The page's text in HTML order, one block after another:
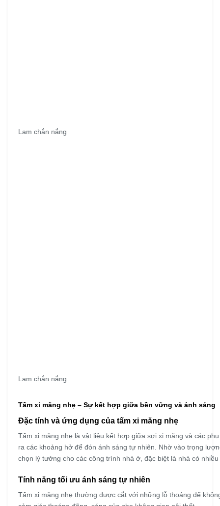
Lam chắn nắng
Lam chắn nắng
Tấm xi măng nhẹ – Sự kết hợp giữa bền vững và ánh sáng
Đặc tính và ứng dụng của tấm xi măng nhẹ
Tấm xi măng nhẹ là vật liệu kết hợp giữa sợi xi măng và các
ra các khoảng hở để đón ánh sáng tự nhiên. Nhờ vào trọng
chọn lý tưởng cho các công trình nhà ở, đặc biệt là nhà có nhiều
Tính năng tối ưu ánh sáng tự nhiên
Tấm xi măng nhẹ thường được cắt với những lỗ thoáng để